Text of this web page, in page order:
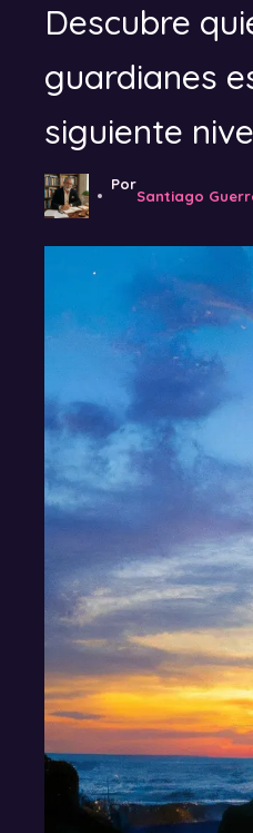
Descubre
guardianes
siguiente
Por
Santiago